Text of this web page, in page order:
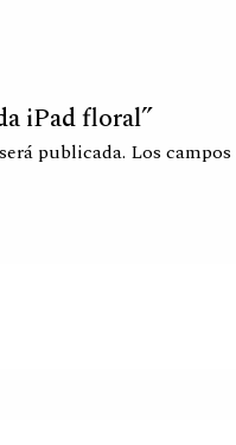
iPad floral”
publicada. Los